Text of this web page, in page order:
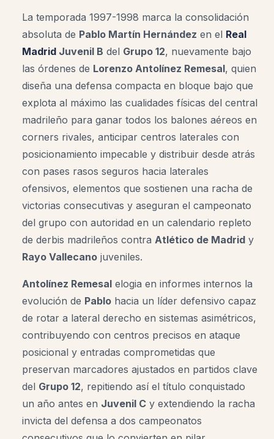
La temporada 1997-1998 marca la consolidación
absoluta de Pablo Martín Hernández en el Real
Madrid Juvenil B del Grupo 12, nuevamente bajo
las órdenes de Lorenzo Antolínez Remesal, quien
diseña una defensa compacta en bloque bajo que
explota al máximo las cualidades físicas del central
madrileño para ganar todos los balones aéreos en
corners rivales, anticipar centros laterales con
posicionamiento impecable y distribuir desde atrás
con pases rasos seguros hacia laterales
ofensivos, elementos que sostienen una racha de
victorias consecutivas y aseguran el campeonato
del grupo con autoridad en un calendario repleto
de derbis madrileños contra Atlético de Madrid y
Rayo Vallecano juveniles.
Antolínez Remesal elogia en informes internos la
evolución de Pablo hacia un líder defensivo capaz
de rotar a lateral derecho en sistemas asimétricos,
contribuyendo con centros precisos en ataque
posicional y entradas comprometidas que
preservan marcadores ajustados en partidos clave
del Grupo 12, repitiendo así el título conquistado
un año antes en Juvenil C y extendiendo la racha
invicta del defensa a dos campeonatos